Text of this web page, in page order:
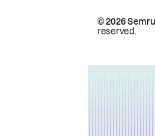
© 2026
reserved.